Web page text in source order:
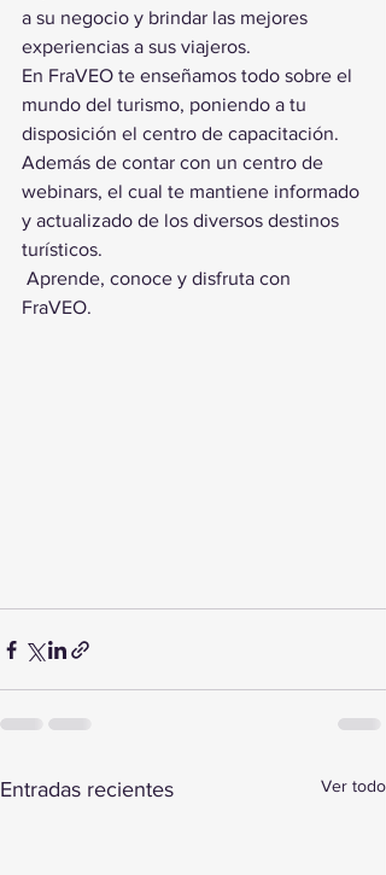
a su negocio y brindar las mejores
experiencias a sus viajeros.
En FraVEO te enseñamos todo sobre el
mundo del turismo, poniendo a tu
disposición el centro de capacitación.
Además de contar con un centro de
webinars, el cual te mantiene informado
y actualizado de los diversos destinos
turísticos.
FraVEO.
Entradas recientes Ver todo